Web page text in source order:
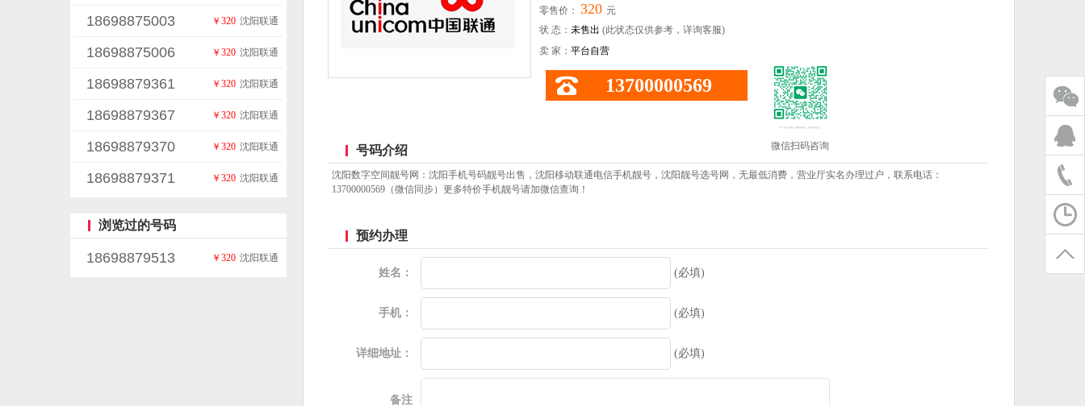
18698875003 沈阳联通
￥320
18698875006 沈阳联通
￥320
18698879361 沈阳联通
￥320
18698879367 沈阳联通
￥320
18698879370 沈阳联通
￥320
18698879371 沈阳联通
￥320
浏览过的号码
18698879513 沈阳联通
￥320
零售价： 320 元
状 态： 未售出 (此状态仅供参考，详询客服)
卖 家： 平台自营
13700000569
微信扫码咨询
号码介绍
沈阳数字空间靓号网：沈阳手机号码靓号出售，沈阳移动联通电信手机靓号，沈阳靓号选号网，无最低消费，营业厅实名办理过户，联系电话：
13700000569（微信同步）更多特价手机靓号请加微信查询！
预约办理
姓名： (必填)
手机： (必填)
详细地址： (必填)
备注